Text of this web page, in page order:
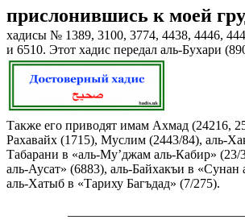
прислонившись к моей
хадисы № 1389, 3100, 3774, 4438, 4446,
и 6510. Этот хадис передал аль-Бухари
Также его приводят имам Ахмад (24216,
Рахавайх (1715), Муслим (2443/84), аль-
Табарани в «аль-Му’джам аль-Кабир»
аль-Аусат» (6883), аль-Байхакъи в «Сунан
аль-Хатыб в «Тариху Багъдад» (7/275).